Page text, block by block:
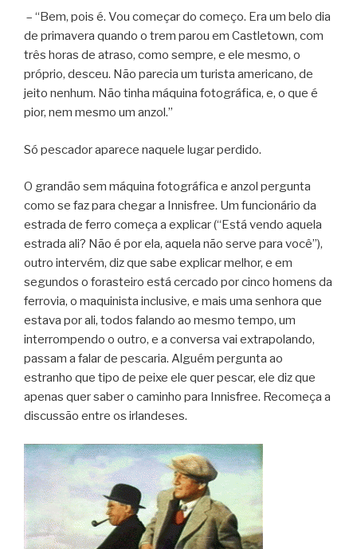
– “Bem, pois é. Vou começar do começo. Era um belo dia
de primavera quando o trem parou em Castletown, com
três horas de atraso, como sempre, e ele mesmo, o
próprio, desceu. Não parecia um turista americano, de
jeito nenhum. Não tinha máquina fotográfica, e, o que é
pior, nem mesmo um anzol.”
Só pescador aparece naquele lugar perdido.
O grandão sem máquina fotográfica e anzol pergunta
como se faz para chegar a Innisfree. Um funcionário da
estrada de ferro começa a explicar (“Está vendo aquela
estrada ali? Não é por ela, aquela não serve para você”),
outro intervém, diz que sabe explicar melhor, e em
segundos o forasteiro está cercado por cinco homens da
ferrovia, o maquinista inclusive, e mais uma senhora que
estava por ali, todos falando ao mesmo tempo, um
interrompendo o outro, e a conversa vai extrapolando,
passam a falar de pescaria. Alguém pergunta ao
estranho que tipo de peixe ele quer pescar, ele diz que
apenas quer saber o caminho para Innisfree. Recomeça a
discussão entre os irlandeses.